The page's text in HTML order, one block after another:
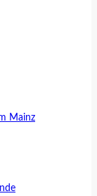
Mainz